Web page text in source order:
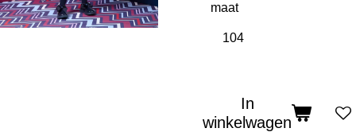
maat
In
winkelwagen